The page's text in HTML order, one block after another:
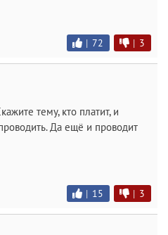
| 72 | 3
тему, кто платит, и
Да ещё и проводит
| 15 | 3